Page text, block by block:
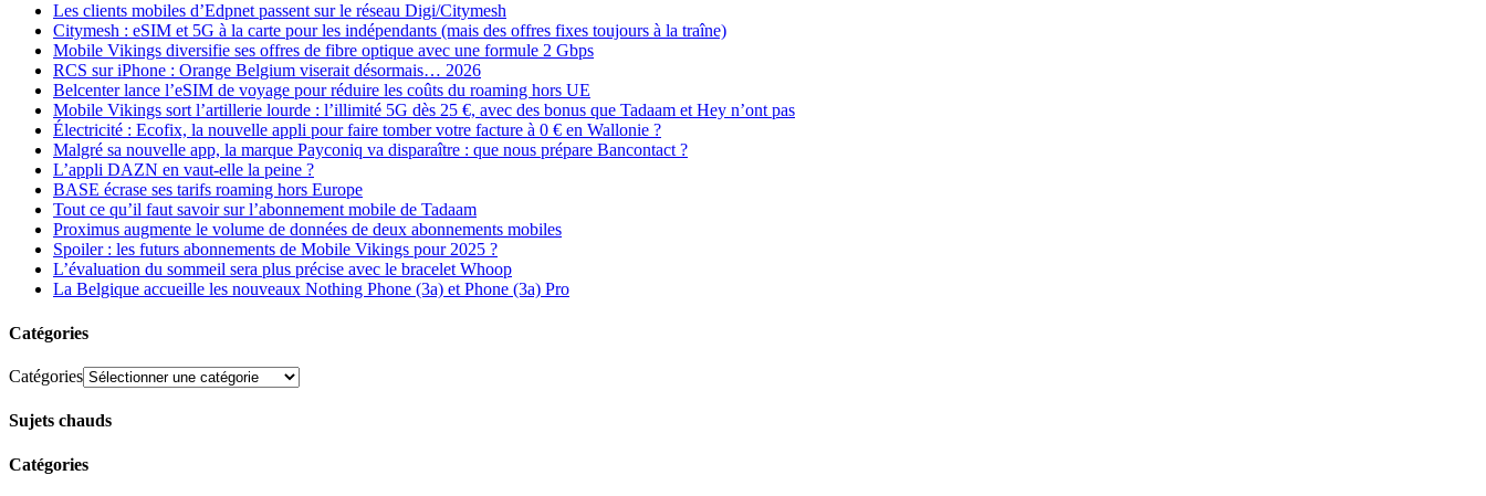
Les clients mobiles d’Edpnet passent sur le réseau Digi/Citymesh
Citymesh : eSIM et 5G à la carte pour les indépendants (mais des offres fixes toujours à la traîne)
Mobile Vikings diversifie ses offres de fibre optique avec une formule 2 Gbps
RCS sur iPhone : Orange Belgium viserait désormais… 2026
Belcenter lance l’eSIM de voyage pour réduire les coûts du roaming hors UE
Mobile Vikings sort l’artillerie lourde : l’illimité 5G dès 25 €, avec des bonus que Tadaam et Hey n’ont pas
Électricité : Ecofix, la nouvelle appli pour faire tomber votre facture à 0 € en Wallonie ?
Malgré sa nouvelle app, la marque Payconiq va disparaître : que nous prépare Bancontact ?
L’appli DAZN en vaut-elle la peine ?
BASE écrase ses tarifs roaming hors Europe
Tout ce qu’il faut savoir sur l’abonnement mobile de Tadaam
Proximus augmente le volume de données de deux abonnements mobiles
Spoiler : les futurs abonnements de Mobile Vikings pour 2025 ?
L’évaluation du sommeil sera plus précise avec le bracelet Whoop
La Belgique accueille les nouveaux Nothing Phone (3a) et Phone (3a) Pro
Catégories
Catégories
Sujets chauds
Catégories